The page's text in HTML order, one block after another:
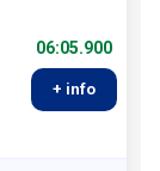
06:05.900
+ info